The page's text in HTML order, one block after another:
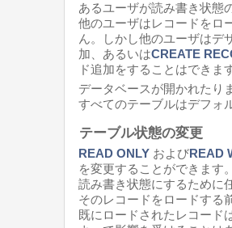
あるユーザが読み書き状態
他のユーザはレコードをロ
ん。しかし他のユーザはデ
加、あるいはCREATE
ド追加をすることはできま
データベースが開かれたり
すべてのテーブルはデフォ
テーブル状態の変更
READ ONLY およびREAD
を変更することができます
読み書き状態にするために
そのレコードをロードする
既にロードされたレコード